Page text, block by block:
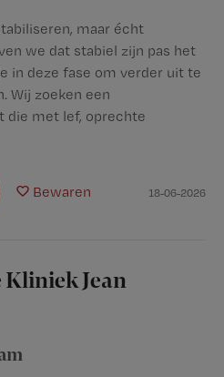
maar écht
we dat stabiel zijn pas het
in deze fase om verder uit te
Wij zoeken een
die met lef, oprechte
Bewaren 18-06-2026
Jean